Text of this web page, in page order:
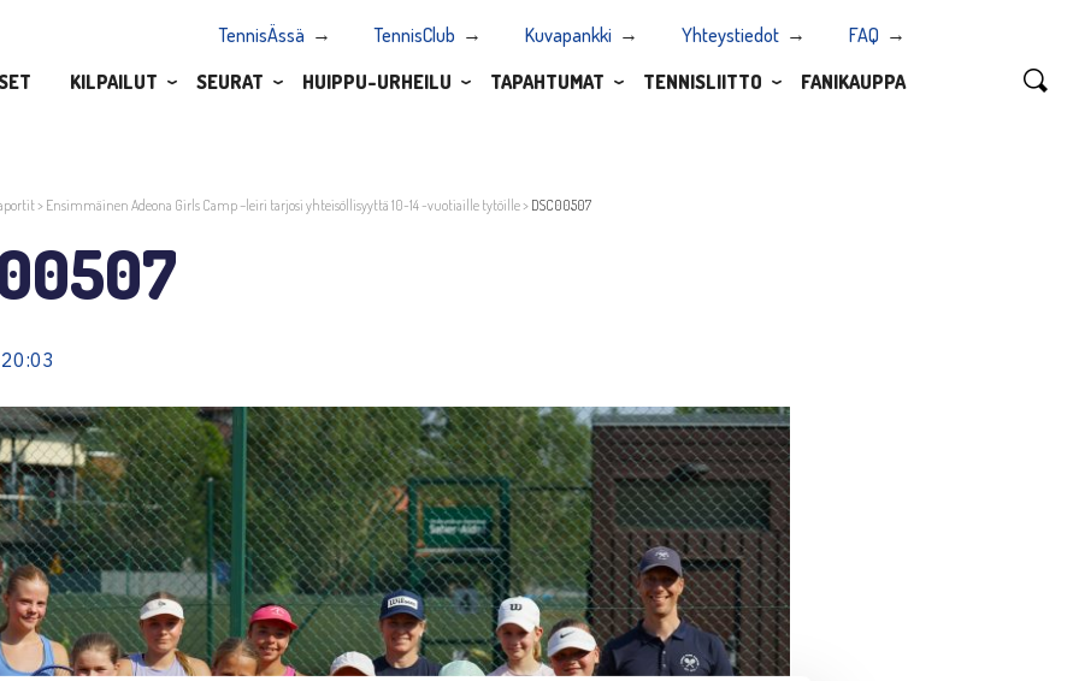
TennisÄssä TennisClub Kuvapankki Yhteystiedot
FAQ
KILPAILUT SEURAT HUIPPU-URHEILU TAPAHTUMAT TENNISLIITTO FANIKAUPPA
> Ensimmäinen Adeona Girls Camp –leiri tarjosi yhteisöllisyyttä 10-14 -vuotiaille tytöille> DSC00507